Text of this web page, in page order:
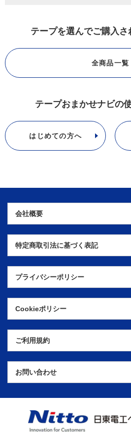
テープを選んでご購入さ
全商品一覧
テープおまかせナビの
はじめての方へ
会社概要
特定商取引法に基づく表記
プライバシーポリシー
Cookieポリシー
ご利用規約
お問い合わせ